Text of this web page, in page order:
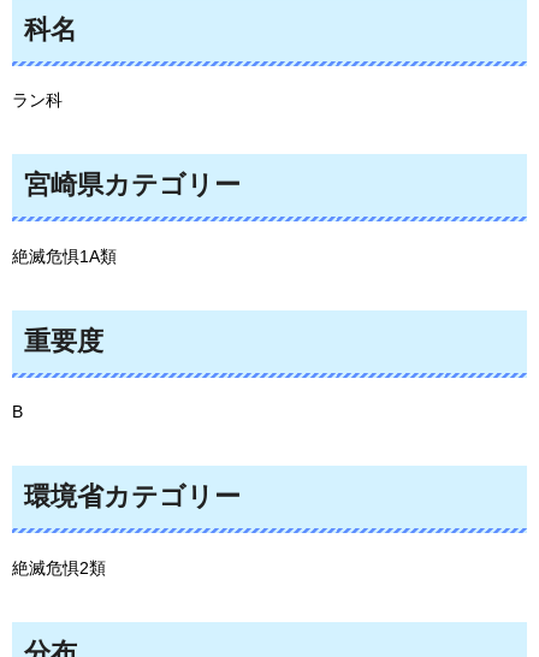
科名
ラン科
宮崎県カテゴリー
絶滅危惧1A類
重要度
B
環境省カテゴリー
絶滅危惧2類